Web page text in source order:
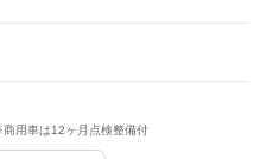
用車は12ヶ月点検整備付